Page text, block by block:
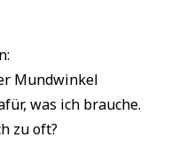
Mundwinkel
was ich brauche.
zu oft?